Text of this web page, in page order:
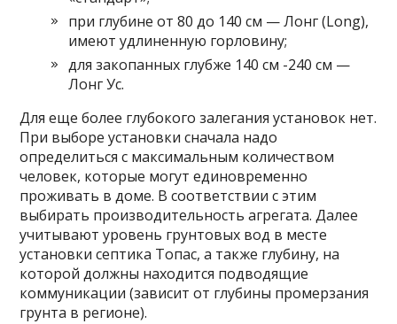
при глубине от 80 до 140 см — Лонг (Long),
имеют удлиненную горловину;
для закопанных глубже 140 см -240 см —
Лонг Ус.
Для еще более глубокого залегания установок нет.
При выборе установки сначала надо
определиться с максимальным количеством
человек, которые могут единовременно
проживать в доме. В соответствии с этим
выбирать производительность агрегата. Далее
учитывают уровень грунтовых вод в месте
установки септика Топас, а также глубину, на
которой должны находится подводящие
коммуникации (зависит от глубины промерзания
грунта в регионе).